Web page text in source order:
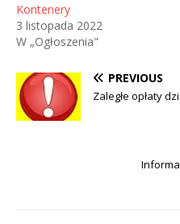
Kontenery
3 listopada 2022
W „Ogłoszenia"
PREVIOUS
Zaległe opłaty